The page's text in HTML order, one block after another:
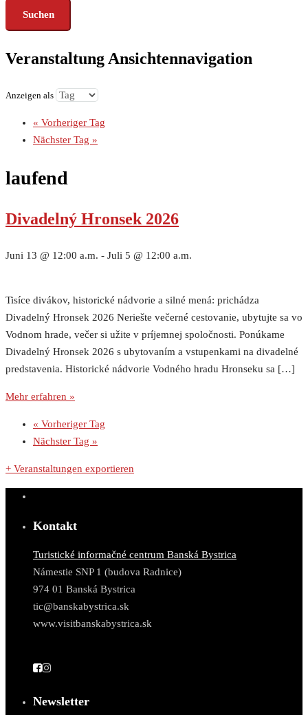
Veranstaltung Ansichtennavigation
Anzeigen als
« Vorheriger Tag
Nächster Tag »
laufend
Divadelný Hronsek 2026
Juni 13 @ 12:00 a.m. - Juli 5 @ 12:00 a.m.
Tisíce divákov, historické nádvorie a silné mená: prichádza
Divadelný Hronsek 2026 Neriešte večerné cestovanie, ubytujte sa vo
Vodnom hrade, večer si užite v príjemnej spoločnosti. Ponúkame
Divadelný Hronsek 2026 s ubytovaním a vstupenkami na divadelné
predstavenia. Historické nádvorie Vodného hradu Hronseku sa […]
Mehr erfahren »
« Vorheriger Tag
Nächster Tag »
+ Veranstaltungen exportieren
Kontakt
Turistické informačné centrum Banská Bystrica
Námestie SNP 1 (budova Radnice)
974 01 Banská Bystrica
tic@banskabystrica.sk
www.visitbanskabystrica.sk
Newsletter